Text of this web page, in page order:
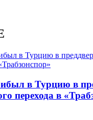
в Турцию в
перехода в